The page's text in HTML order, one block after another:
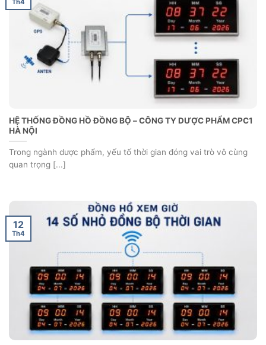
HỆ THỐNG ĐỒNG HỒ ĐỒNG BỘ – CÔNG TY DƯỢC PHẨM CPC1
HÀ NỘI
Trong ngành dược phẩm, yếu tố thời gian đóng vai trò vô cùng
quan trọng [...]
12
Th4